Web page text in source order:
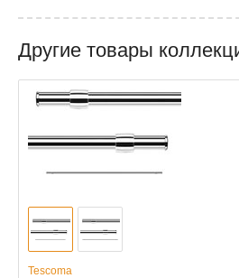
Другие товары
Tescoma